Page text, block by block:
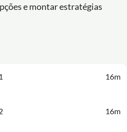
e montar estratégias
16m
16m